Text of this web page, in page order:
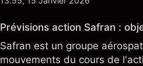
Prévisions action Safran :
Safran est un groupe
mouvements du cours de